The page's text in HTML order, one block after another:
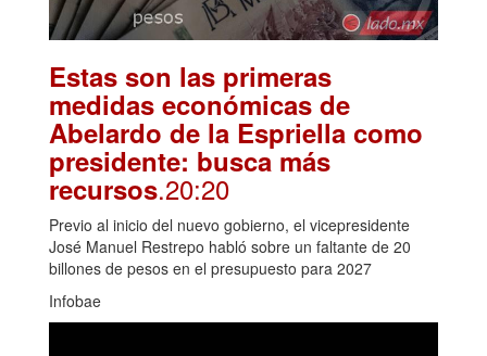
Estas son las primeras
medidas económicas de
Abelardo de la Espriella como
presidente: busca más
recursos.20:20
Previo al inicio del nuevo gobierno, el vicepresidente
José Manuel Restrepo habló sobre un faltante de 20
billones de pesos en el presupuesto para 2027
Infobae